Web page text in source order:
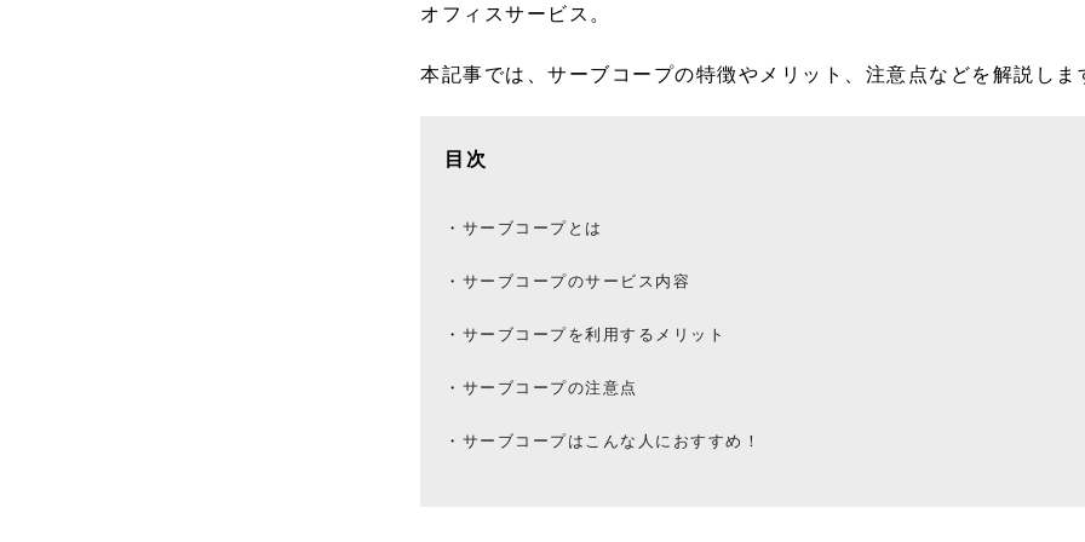
オフィスサービス。
本記事では、サーブコープの特徴やメリット、注意点などを解説しま
目次
サーブコープとは
サーブコープのサービス内容
サーブコープを利用するメリット
サーブコープの注意点
サーブコープはこんな人におすすめ！